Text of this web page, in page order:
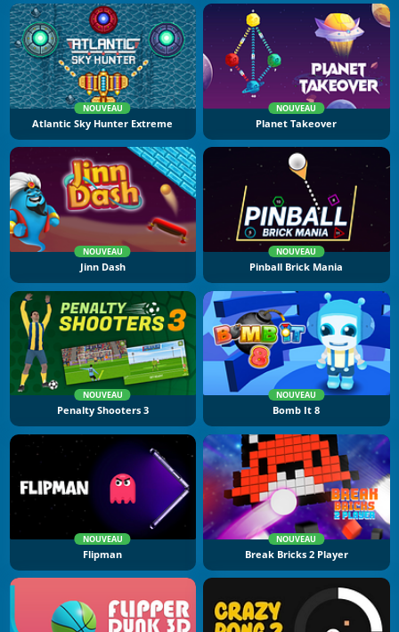
NOUVEAU
Atlantic Sky Hunter Extreme
NOUVEAU
Planet Takeover
NOUVEAU
Jinn Dash
NOUVEAU
Pinball Brick Mania
NOUVEAU
Penalty Shooters 3
NOUVEAU
Bomb It 8
NOUVEAU
Flipman
NOUVEAU
Break Bricks 2 Player